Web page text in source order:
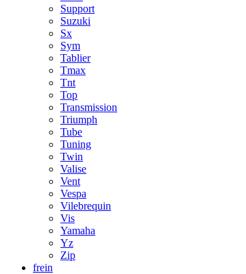
Support
Suzuki
Sx
Sym
Tablier
Tmax
Tnt
Top
Transmission
Triumph
Tube
Tuning
Twin
Valise
Vent
Vespa
Vilebrequin
Vis
Yamaha
Yz
Zip
frein